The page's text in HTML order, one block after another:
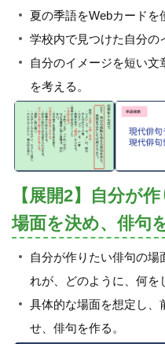
夏の季語をWebカードを
学校内で見つけた自分の
自分のイメージを短い
を考える。
【展開2】自分が
場面を決め、俳句
自分が作りたい俳句の
れが、どのように、何を
具体的な場面を想定し、
せ、俳句を作る。